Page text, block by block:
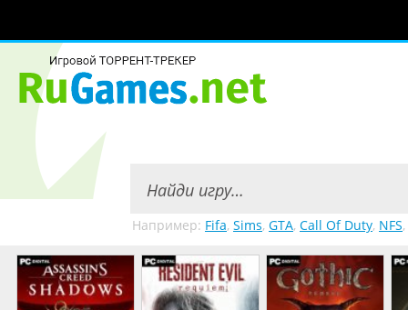
Например: Fifa, Sims, GTA, Call Of Duty, NFS,